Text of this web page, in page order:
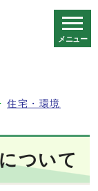
メニュー
住宅・環境
ついて